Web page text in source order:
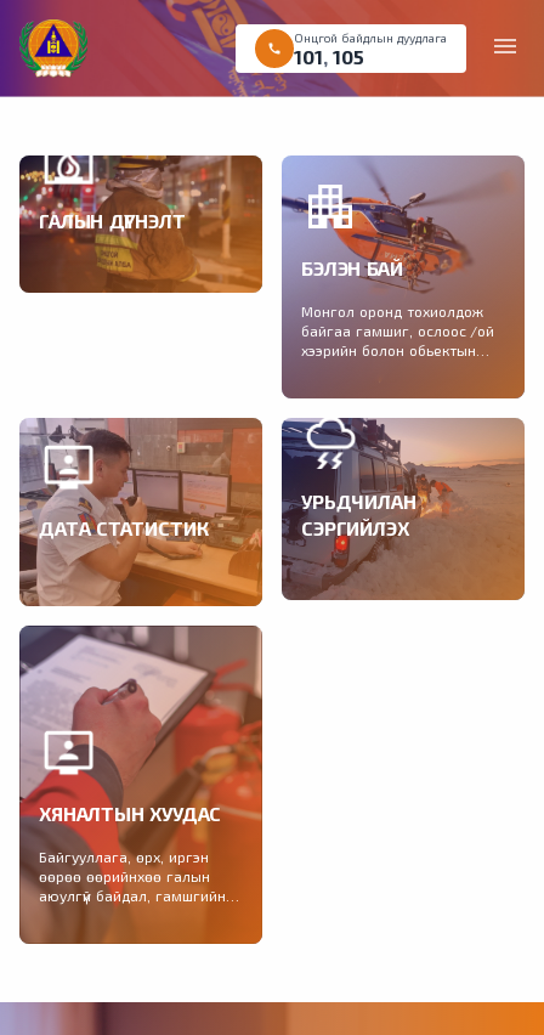
menu
call
Онцгой байдлын дуудлага
101 ,105
ГАЛЫН ДҮГНЭЛТ
Галын аюулгүй байдлын
дүгнэлт авах хүсэлтийг
БЭЛЭН БАЙ
Монгол оронд тохиолдож
байгаа гамшиг, ослоос /ой
хээрийн болон обьектын
зөвлөмжийг хүргэж байна.
ДАТА СТАТИСТИК
Тохиолдсон гамшигт үзэгдэл,
учирсан хохирол, өссөн
дүнгээр, үндсэн үзүүлэлтээр,
улсын дүн, сараар...
УРЬДЧИЛАН
СЭРГИЙЛЭХ
2021-2025 онд зохион
байгуулагдах Гамшгаас
ХЯНАЛТЫН ХУУДАС
Байгууллага, өрх, иргэн
өөрөө өөрийнхөө галын
аюулгүй байдал, гамшгийн